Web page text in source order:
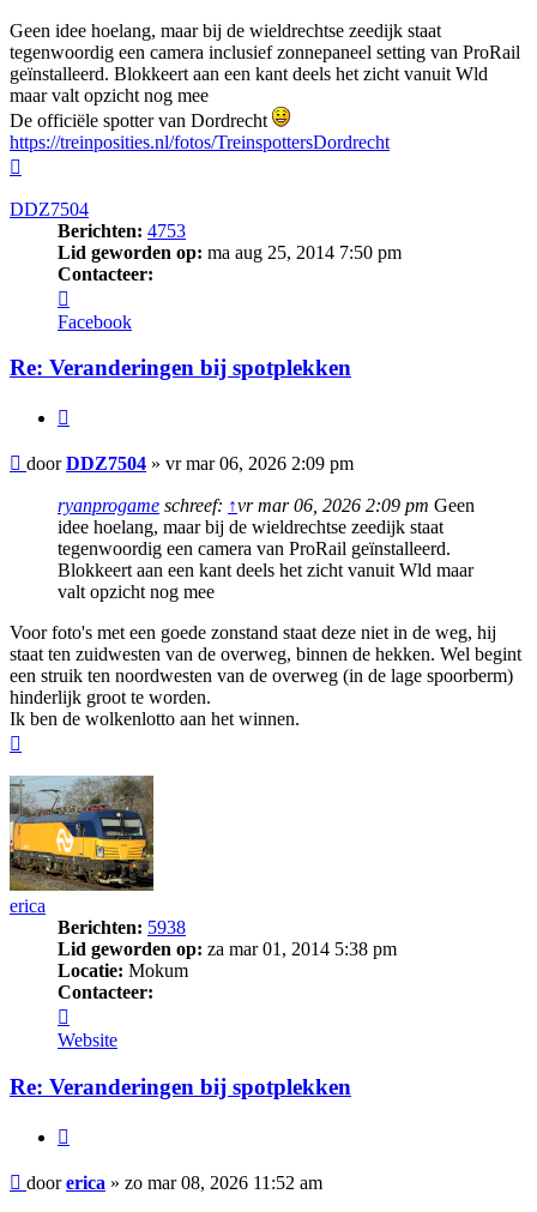
Geen idee hoelang, maar bij de wieldrechtse zeedijk staat
tegenwoordig een camera inclusief zonnepaneel setting van ProRail
geïnstalleerd. Blokkeert aan een kant deels het zicht vanuit Wld
maar valt opzicht nog mee
De officiële spotter van Dordrecht
https://treinposities.nl/fotos/TreinspottersDordrecht
DDZ7504
Berichten: 4753
Lid geworden op: ma aug 25, 2014 7:50 pm
Contacteer:
DDZ7504
Facebook
Re: Veranderingen bij spotplekken
Bericht
doorDDZ7504 » vr mar 06, 2026 2:09 pm
ryanprogame schreef: ↑vr mar 06, 2026 2:09 pm Geen
idee hoelang, maar bij de wieldrechtse zeedijk staat
tegenwoordig een camera van ProRail geïnstalleerd.
Blokkeert aan een kant deels het zicht vanuit Wld maar
valt opzicht nog mee
Voor foto's met een goede zonstand staat deze niet in de weg, hij
staat ten zuidwesten van de overweg, binnen de hekken. Wel begint
een struik ten noordwesten van de overweg (in de lage spoorberm)
hinderlijk groot te worden.
Ik ben de wolkenlotto aan het winnen.
erica
Berichten: 5938
Lid geworden op: za mar 01, 2014 5:38 pm
Locatie: Mokum
Contacteer:
erica
Website
Re: Veranderingen bij spotplekken
Bericht
doorerica » zo mar 08, 2026 11:52 am